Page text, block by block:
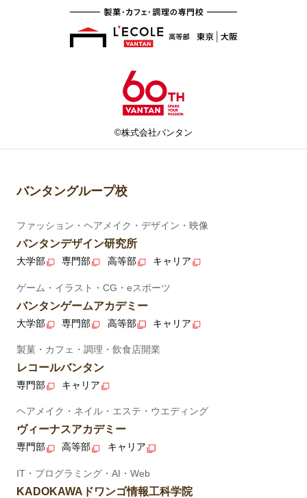
©株式会社バンタン
バンタングループ校
ファッション・ヘアメイク・デザイン・映像
バンタンデザイン研究所
大学部 専門部 高等部 キャリア
ゲーム・イラスト・CG・eスポーツ
バンタンゲームアカデミー
大学部 専門部 高等部 キャリア
製菓・カフェ・調理・飲食店開業
レコールバンタン
専門部 キャリア
ヘアメイク・ネイル・エステ・ウエディング
ヴィーナスアカデミー
専門部 高等部 キャリア
IT・プログラミング・AI・Web
KADOKAWAドワンゴ情報工科学院